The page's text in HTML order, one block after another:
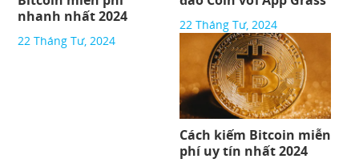
nhanh nhất 2024
22 Tháng Tư, 2024
22 Tháng Tư, 2024
Cách kiếm Bitcoin miễn
phí uy tín nhất 2024